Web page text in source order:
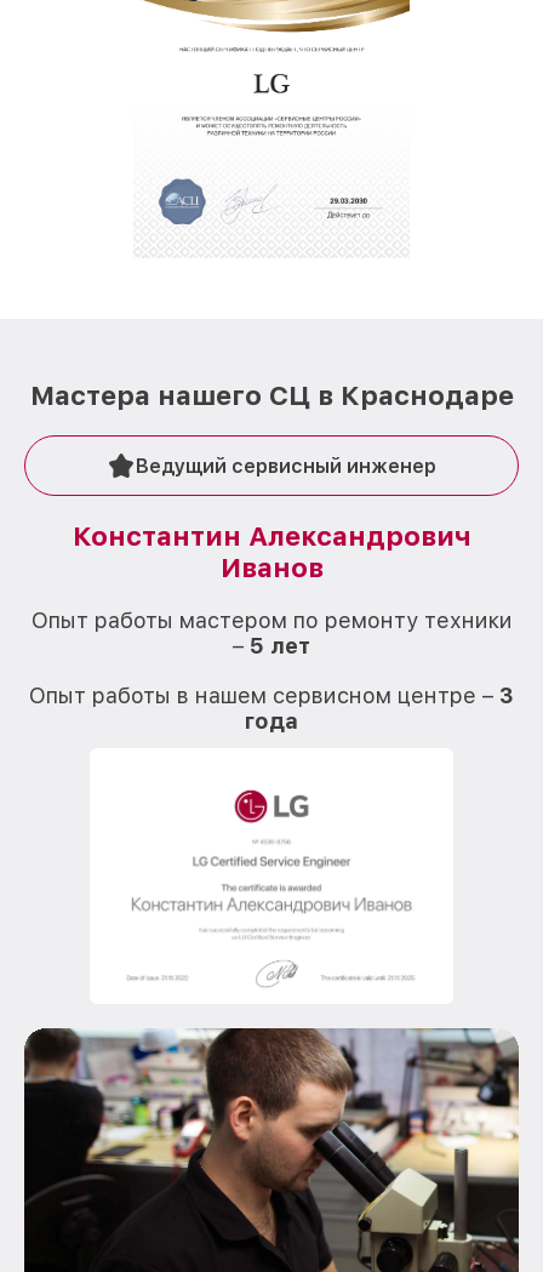
Мастера нашего СЦ в Краснодаре
Ведущий сервисный инженер
Константин Александрович
Иванов
Опыт работы мастером по ремонту техники
– 5 лет
Опыт работы в нашем сервисном центре – 3
года